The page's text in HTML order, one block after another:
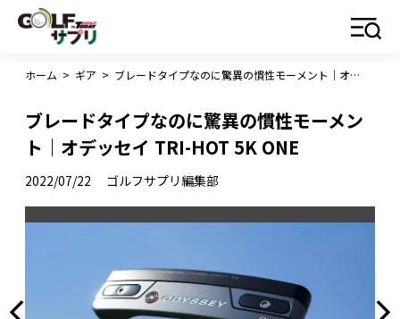
ホーム > ギア > ブレードタイプなのに驚異の慣性モーメント｜オデッセイ TRI-HOT 5K ONE
ブレードタイプなのに驚異の慣性モーメン
ト｜オデッセイ TRI-HOT 5K ONE
2022/07/22 ゴルフサプリ編集部